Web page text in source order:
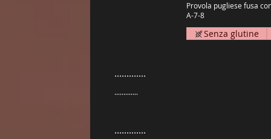
Provola pugliese fusa
A-7-8
Senza glutine
.............
.............
.............